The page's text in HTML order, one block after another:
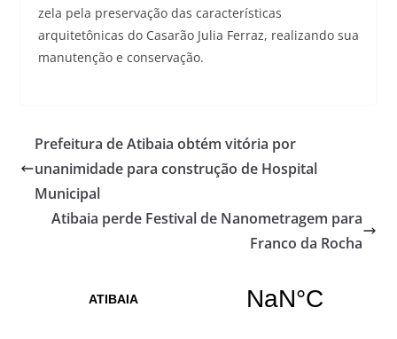
zela pela preservação das características
arquitetônicas do Casarão Julia Ferraz, realizando sua
manutenção e conservação.
Prefeitura de Atibaia obtém vitória por
unanimidade para construção de Hospital
Municipal
Atibaia perde Festival de Nanometragem para
Franco da Rocha